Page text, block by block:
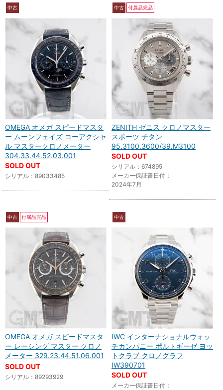
中古
OMEGA オメガ スピードマスタ
ー ムーンフェイズ コーアクシャ
ル マスタークロノメーター
304.33.44.52.03.001
SOLD OUT
シリアル：89033485
中古 付属品完品
ZENITH ゼニス クロノマスター
スポーツ チタン
95.3100.3600/39.M3100
SOLD OUT
シリアル：674895
メーカー保証書日付：
2024年7月
中古 付属品完品
OMEGA オメガ スピードマスタ
ー レーシング マスター クロノ
メーター 329.23.44.51.06.001
SOLD OUT
シリアル：89293929
中古
IWC インターナショナルウォッ
チカンパニー ポルトギーゼ ヨッ
トクラブ クロノグラフ
IW390701
SOLD OUT
メーカー保証書日付：